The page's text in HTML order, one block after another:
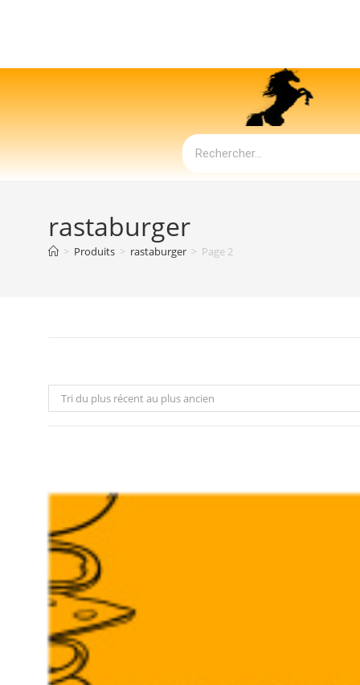
rastaburger
> Produits > rastaburger > Page 2
Tri du plus récent au plus ancien